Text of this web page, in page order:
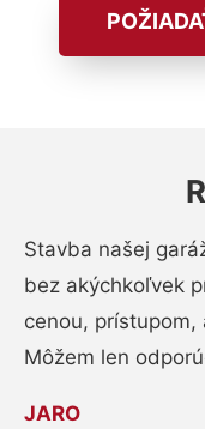
Stavba našej
bez akýchkoľvek
cenou, prístupom,
Môžem len
JARO